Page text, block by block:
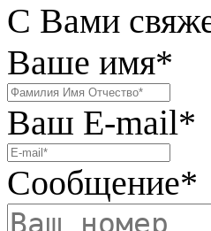
С Вами
Ваше имя*
Ваш E-mail*
Сообщение*